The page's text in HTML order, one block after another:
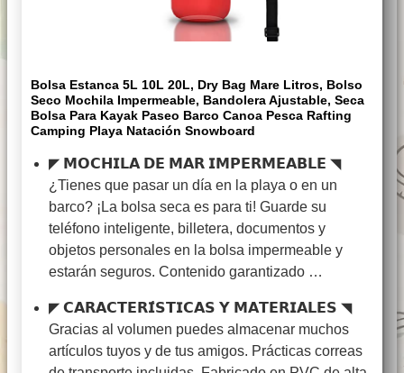
Bolsa Estanca 5L 10L 20L, Dry Bag Mare Litros, Bolso
Seco Mochila Impermeable, Bandolera Ajustable, Seca
Bolsa Para Kayak Paseo Barco Canoa Pesca Rafting
Camping Playa Natación Snowboard
◤ 𝗠𝗢𝗖𝗛𝗜𝗟𝗔 𝗗𝗘 𝗠𝗔𝗥 𝗜𝗠𝗣𝗘𝗥𝗠𝗘𝗔𝗕𝗟𝗘 ◥
¿Tienes que pasar un día en la playa o en un
barco? ¡La bolsa seca es para ti! Guarde su
teléfono inteligente, billetera, documentos y
objetos personales en la bolsa impermeable y
estarán seguros. Contenido garantizado …
◤ 𝗖𝗔𝗥𝗔𝗖𝗧𝗘𝗥𝗜́𝗦𝗧𝗜𝗖𝗔𝗦 𝗬 𝗠𝗔𝗧𝗘𝗥𝗜𝗔𝗟𝗘𝗦 ◥
Gracias al volumen puedes almacenar muchos
artículos tuyos y de tus amigos. Prácticas correas